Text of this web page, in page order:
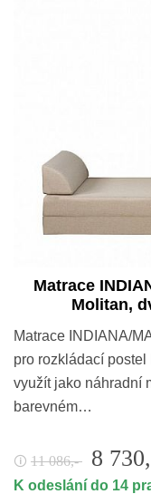
Matrace
Molitan,
Matrace INDIANA/
pro rozkládací postel
využít jako náhradní
barevném…
🛈 11 086,- 8
K odeslání do 14